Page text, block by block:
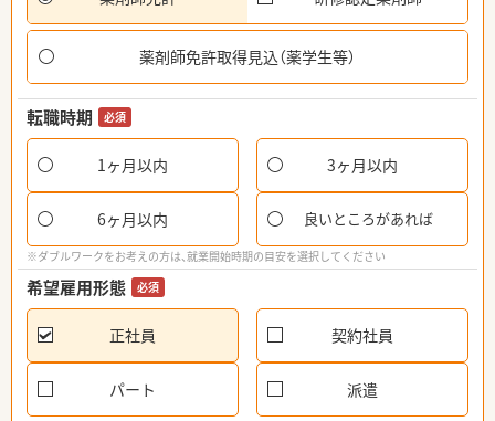
薬剤師免許取得見込（薬学生等）
転職時期 必須
1ヶ月以内 3ヶ月以内
6ヶ月以内 良いところがあれば
※ダブルワークをお考えの方は、就業開始時期の目安を選択してください
希望雇用形態 必須
正社員 契約社員
パート 派遣